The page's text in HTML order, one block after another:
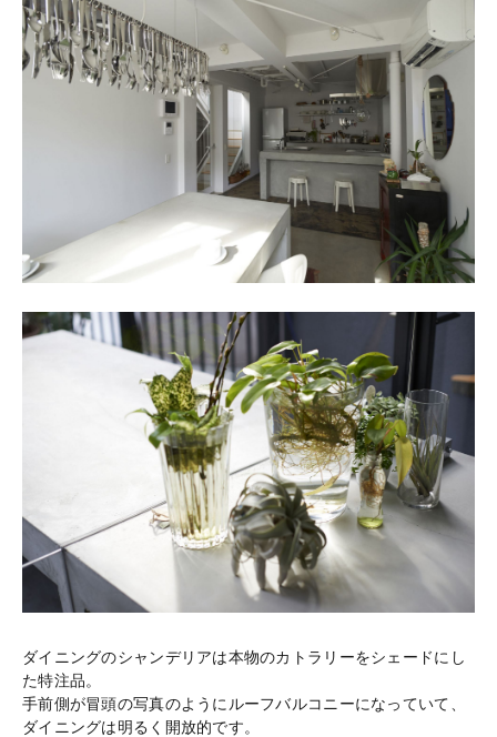
ダイニングのシャンデリアは本物のカトラリーをシェードにし
た特注品。
手前側が冒頭の写真のようにルーフバルコニーになっていて、
ダイニングは明るく開放的です。